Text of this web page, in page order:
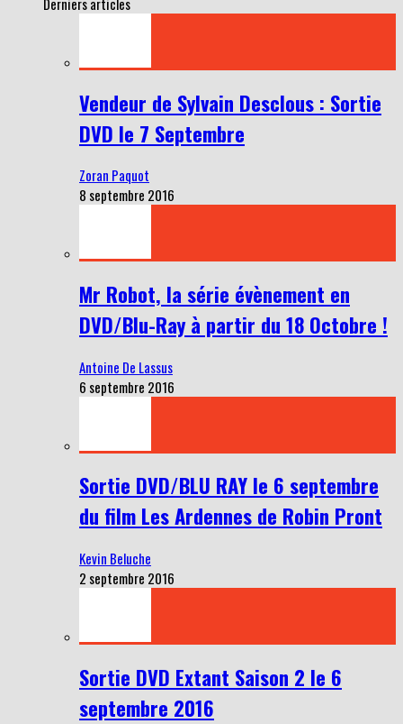
Vendeur de Sylvain Desclous : Sortie
DVD le 7 Septembre
Zoran Paquot
8 septembre 2016
Mr Robot, la série évènement en
DVD/Blu-Ray à partir du 18 Octobre !
Antoine De Lassus
6 septembre 2016
Sortie DVD/BLU RAY le 6 septembre
du film Les Ardennes de Robin Pront
Kevin Beluche
2 septembre 2016
Sortie DVD Extant Saison 2 le 6
septembre 2016